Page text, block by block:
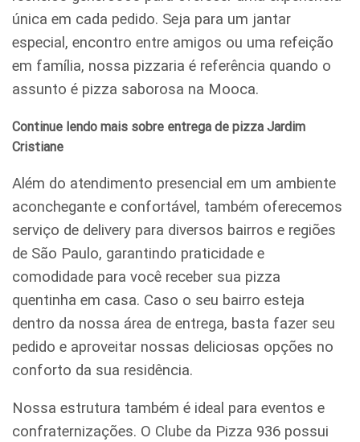
única em cada pedido. Seja para um jantar
especial, encontro entre amigos ou uma refeição
em família, nossa pizzaria é referência quando o
assunto é pizza saborosa na Mooca.
Continue lendo mais sobre entrega de pizza Jardim
Cristiane
Além do atendimento presencial em um ambiente
aconchegante e confortável, também oferecemos
serviço de delivery para diversos bairros e regiões
de São Paulo, garantindo praticidade e
comodidade para você receber sua pizza
quentinha em casa. Caso o seu bairro esteja
dentro da nossa área de entrega, basta fazer seu
pedido e aproveitar nossas deliciosas opções no
conforto da sua residência.
Nossa estrutura também é ideal para eventos e
confraternizações. O Clube da Pizza 936 possui